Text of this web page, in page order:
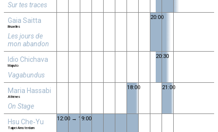
Sur tes traces
Gaia Saitta
Bruxelles
Les jours de
mon abandon
20:00
Idio Chichava
Maputo
Vagabundus
20:30
Maria Hassabi
Athènes
On Stage
18:00 21:00
Hsu Che‑Yu
Taipei-Amsterdam
12:00 → 19:00